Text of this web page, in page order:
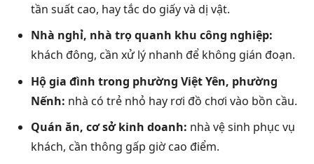
tần suất cao, hay tắc do giấy và dị vật.
Nhà nghỉ, nhà trọ quanh khu công nghiệp:
khách đông, cần xử lý nhanh để không gián đoạn.
Hộ gia đình trong phường Việt Yên, phường
Nếnh: nhà có trẻ nhỏ hay rơi đồ chơi vào bồn cầu.
Quán ăn, cơ sở kinh doanh: nhà vệ sinh phục vụ
khách, cần thông gấp giờ cao điểm.